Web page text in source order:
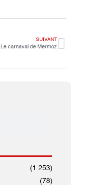
SUIVANT
Le carnaval de Mermoz
(1 253)
(78)